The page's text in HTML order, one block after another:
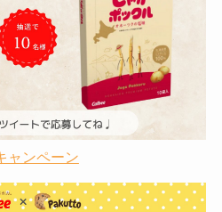
ャンペーン